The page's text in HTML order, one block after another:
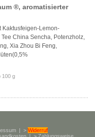
®, aromatisierter
Kaktusfeigen-Lemon-
China Sencha, Potenzholz,
Xia Zhou Bi Feng,
100 g
| > Widerruf
| > Zahlungsweise